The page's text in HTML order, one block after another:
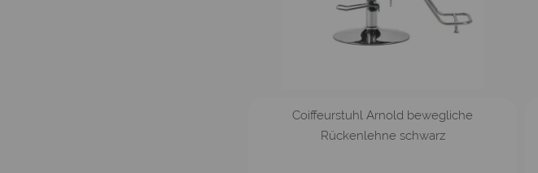
Coiffeurstuhl Arnold bewegliche
Rückenlehne schwarz